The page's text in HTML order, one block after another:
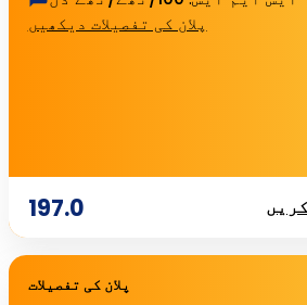
پلان کی تفصیلات دیکھیں
197.0
پلان کی تفصیلات